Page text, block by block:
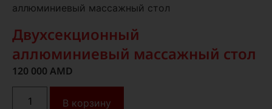
аллюминиевый массажный стол
Двухсекционный
аллюминиевый массажный стол
120 000 AMD
В корзину